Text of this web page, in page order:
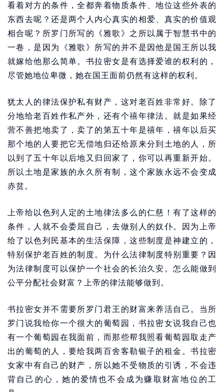
看着对方的条件，全都奔着物质条件、地位这些外表的
东西去呢？还是两个人内心真实的相爱、真实的价值观
相合呢？所罗门所写的《雅歌》之所以属于智慧书中的
一卷，是因为《雅歌》所写的并不是因他是国王所以我
就嫁给他那么简单。书拉密女是有选择爱谁的权利的，
尽管她地位卑微，她在国王面前仍然有这样的权利。
犹太人的律法保护私有财产，这对老百姓非常好。除了
分地给老百姓作私产外，还有个禧年律法。就是如果经
营不善把地卖了，卖了的第五十年是禧年，禧年以后买
那个地的人要把它无偿地归还给原来分到土地的人，所
以到了五十年以后地又归回家了，你可以再重新开始。
所以土地是家族的永久所有制，这个家族永远不会变成
赤贫。
上帝给以色列人定的土地律法多么的仁慈！有了这样的
条件，人就不会委屈自己，去做别人的奴仆。因为上帝
给了以色列民基本的生活保障，这些制度是神建立的，
特别保护老百姓的制度。为什么法律制度特别重要？因
为法律制度可以保护一个社会的长治久安。怎么能做到
公平分配社会财富？上帝的律法能够做到。
书拉密女并不需要所罗门君王的财富来养活自己。当所
罗门说我给你一个很大的葡萄园，书拉密女说我自己也
有一个葡萄园在我面前，而那些帮我照看葡萄园取走产
出的葡萄的人，要给我两百舍客勒银子的租金。书拉密
女家中有自己的财产，所以她不受物质的引诱，不会违
背自己的心，她的爱情也不会成为赚取财富地位的工